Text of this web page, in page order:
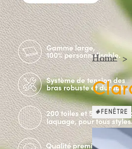
Home
#FENÊTRE